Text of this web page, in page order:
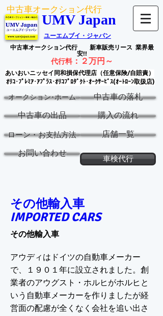
中古車オークション代行
UMV Japan
ユーエムブイ・ジャパン
中古車オークション代行 新車販売リース 業界最
安!!
代行料： ２万円～
あいおいニッセイ同和損保代理店（任意保険/自賠責）
ｵﾘｺ･ﾌﾟﾚﾐｱ･ｱﾌﾟﾗｽ･ｵﾘｺﾌﾟﾛﾀﾞｸﾄ･ｵｰｸｻｰﾋﾞｽ(ｵｰﾄﾛｰﾝ取扱店)
オークション･ホーム 中古車の落札
中古車の出品 購入の流れ
ローン・お支払方法 店舗一覧
お問い合わせ
車検代行
その他輸入車
IMPORTED CARS
その他輸入車
アウディはドイツの自動車メーカー
で、１９０１年に設立されました。創
業者のアウグスト・ホルヒがホルヒと
いう自動車メーカーを作りましたが経
営面の配慮が全くなく会社を追い出さ